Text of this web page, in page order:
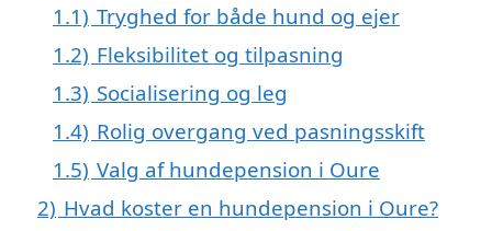
1.1) Tryghed for både hund og ejer
1.2) Fleksibilitet og tilpasning
1.3) Socialisering og leg
1.4) Rolig overgang ved pasningsskift
1.5) Valg af hundepension i Oure
2) Hvad koster en hundepension i Oure?